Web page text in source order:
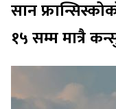
सान
१५ सम्म मात्रै